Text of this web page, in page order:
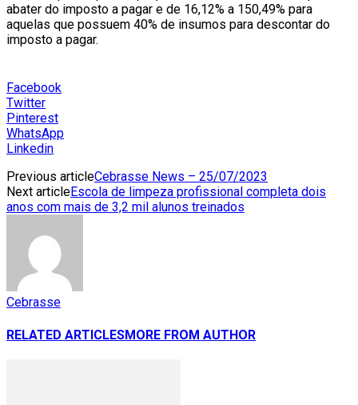
abater do imposto a pagar e de 16,12% a 150,49% para
aquelas que possuem 40% de insumos para descontar do
imposto a pagar.
Facebook
Twitter
Pinterest
WhatsApp
Linkedin
Previous articleCebrasse News – 25/07/2023
Next articleEscola de limpeza profissional completa dois
anos com mais de 3,2 mil alunos treinados
Cebrasse
RELATED ARTICLESMORE FROM AUTHOR